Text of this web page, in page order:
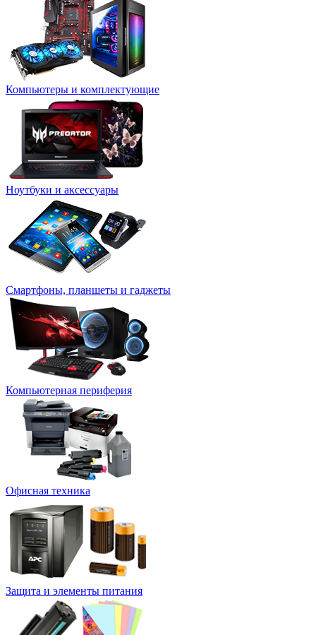
Компьютеры и комплектующие
Ноутбуки и аксессуары
Смартфоны, планшеты и гаджеты
Компьютерная периферия
Офисная техника
Защита и элементы питания